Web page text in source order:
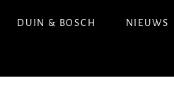
DUIN & BOSCH NIEUWS